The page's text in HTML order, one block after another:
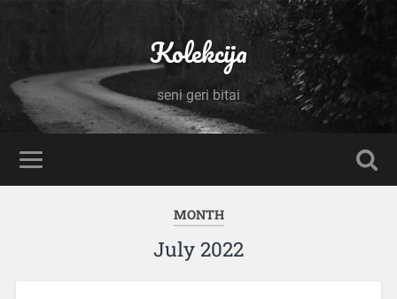
Kolekcija
seni geri bitai
MONTH
July 2022